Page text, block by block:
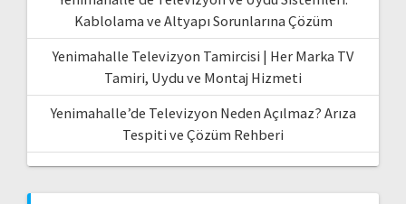
Kablolama ve Altyapı Sorunlarına Çözüm
Yenimahalle Televizyon Tamircisi | Her Marka TV
Tamiri, Uydu ve Montaj Hizmeti
Yenimahalle’de Televizyon Neden Açılmaz? Arıza
Tespiti ve Çözüm Rehberi